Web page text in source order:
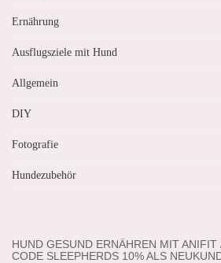
Ernährung
Ausflugsziele mit Hund
Allgemein
DIY
Fotografie
Hundezubehör
HUND GESUND ERNÄHREN MIT ANIFIT
CODE SLEEPHERDS 10% ALS